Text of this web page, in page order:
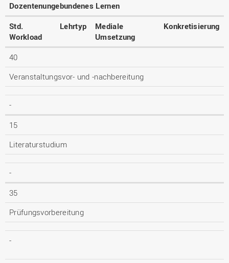
Dozentenungebundenes Lernen
Std.
Workload
Lehrtyp
Mediale
Umsetzung
Konkretisierung
40
Veranstaltungsvor- und -nachbereitung
-
15
Literaturstudium
-
35
Prüfungsvorbereitung
-